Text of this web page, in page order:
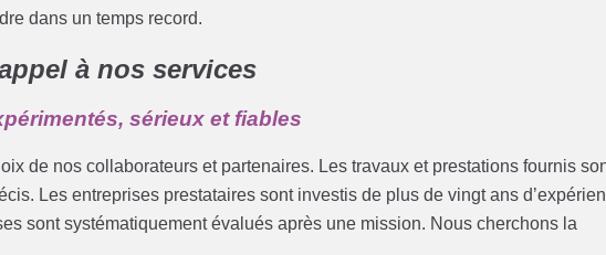
dans un temps record.
à nos services
sérieux et fiables
de nos collaborateurs et partenaires. Les travaux et prestations fournis
Les entreprises prestataires sont investis de plus de vingt ans
sont systématiquement évalués après une mission. Nous cherchons la